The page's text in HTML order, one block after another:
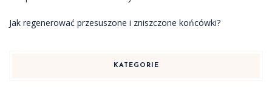
Jak regenerować przesuszone i zniszczone końcówki?
KATEGORIE